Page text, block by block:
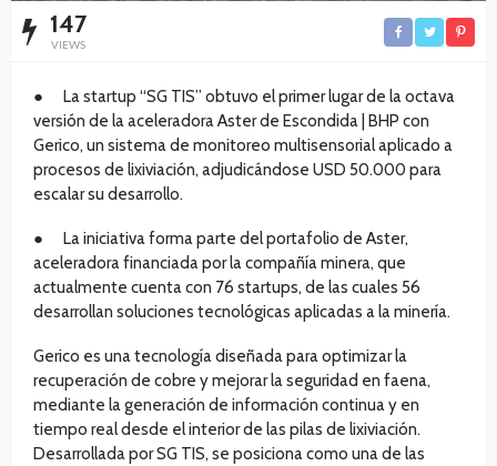
147
VIEWS
● La startup “SG TIS” obtuvo el primer lugar de la octava
versión de la aceleradora Aster de Escondida | BHP con
Gerico, un sistema de monitoreo multisensorial aplicado a
procesos de lixiviación, adjudicándose USD 50.000 para
escalar su desarrollo.
● La iniciativa forma parte del portafolio de Aster,
aceleradora financiada por la compañía minera, que
actualmente cuenta con 76 startups, de las cuales 56
desarrollan soluciones tecnológicas aplicadas a la minería.
Gerico es una tecnología diseñada para optimizar la
recuperación de cobre y mejorar la seguridad en faena,
mediante la generación de información continua y en
tiempo real desde el interior de las pilas de lixiviación.
Desarrollada por SG TIS, se posiciona como una de las